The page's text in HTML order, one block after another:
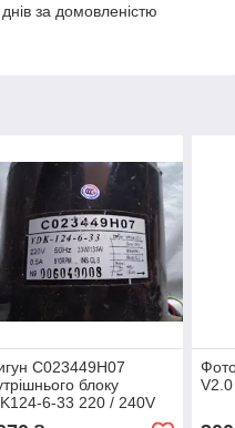
за домовленістю
C023449H07
блоку
6-33 220 / 240V
V2.0